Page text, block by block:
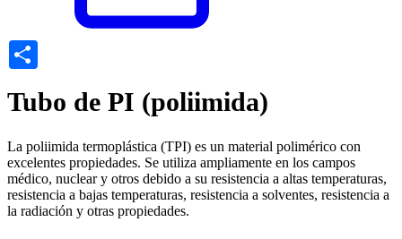
Tubo de PI (poliimida)
La poliimida termoplástica (TPI) es un material polimérico con
excelentes propiedades. Se utiliza ampliamente en los campos
médico, nuclear y otros debido a su resistencia a altas temperaturas,
resistencia a bajas temperaturas, resistencia a solventes, resistencia a
la radiación y otras propiedades.